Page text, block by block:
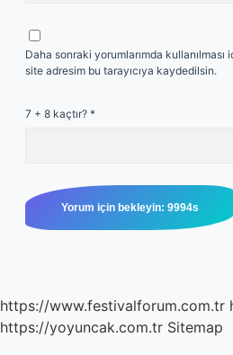
Daha sonraki yorumlarımda
site adresim bu tarayıcıya kaydedilsin.
7 + 8 kaçtır? *
https://www.festivalforum.com.tr
https://yoyuncak.com.tr Sitemap